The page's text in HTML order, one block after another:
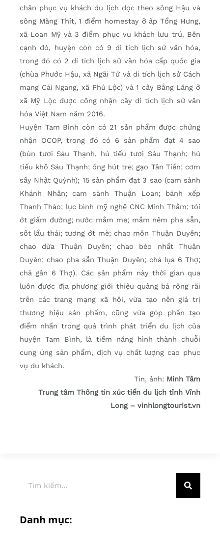
chân phục vụ khách du lịch dọc theo sông Hậu và
sông Măng Thít, 1 điểm homestay ở ấp Tổng Hưng,
xã Loan Mỹ và 3 điểm phục vụ khách lưu trú. Bên
cạnh đó, huyện còn có 9 di tích lịch sử văn hóa,
trong đó có 2 di tích lịch sử văn hóa cấp quốc gia
(chùa Phước Hậu, xã Ngãi Tứ và di tích lịch sử Cách
mạng Cái Ngang, xã Phú Lộc) và 1 cây Bằng Lăng ở
xã Mỹ Lộc được công nhận cây di tích lịch sử văn
hóa Việt Nam năm 2016.
Huyện Tam Bình còn có 21 sản phẩm được chứng
nhận OCOP, trong đó có 6 sản phẩm đạt 4 sao
(bún tươi Sáu Thạnh, hủ tiếu tươi Sáu Thạnh; hủ
tiếu khô Sáu Thạnh; ống hút tre; gạo Tân Tiến; cơm
sấy Nhật Quỳnh); 15 sản phẩm đạt 3 sao (cam sành
Khánh Nhân; cam sành Thuận Loan; bánh xếp
Thanh Thảo; lục bình mỹ nghệ CNC Minh Thắm; tỏi
ớt giấm đường; nước mắm me; mắm nêm pha sẵn,
sốt lẩu thái; tương ớt mè; chao môn Thuận Duyên;
chao dừa Thuận Duyên; chao béo nhất Thuận
Duyên; chao pha sẵn Thuận Duyên; chả lụa 6 Thợ;
chả gân 6 Thợ). Các sản phẩm này thời gian qua
luôn được địa phương giới thiệu quảng bá rộng rãi
trên các trang mạng xã hội, vừa tạo nên giá trị
thương hiệu sản phẩm, cũng vừa góp phần tạo
điểm nhấn trong quá trình phát triển du lịch của
huyện Tam Bình, là tiềm năng hình thành chuỗi
cung ứng sản phẩm, dịch vụ chất lượng cao phục
vụ du khách.
Tin, ảnh: Minh Tâm
Trung tâm Thông tin xúc tiến du lịch tỉnh Vĩnh
Long – vinhlongtourist.vn
Danh mục: